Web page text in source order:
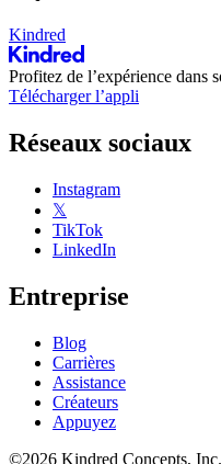
Kindred
Profitez de l’expérience dans
Télécharger l’appli
Réseaux sociaux
Instagram
𝕏
TikTok
LinkedIn
Entreprise
Blog
Carrières
Assistance
Créateurs
Appuyez
©2026 Kindred Concepts,